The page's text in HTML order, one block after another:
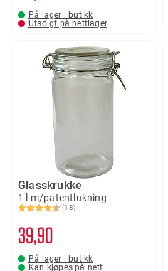
På lager i butikk
Utsolgt på nettlager
Glasskrukke
1 l m/patentlukning
Karakter:
(18)
4.7 av 5 mulige
39 90
På lager i butikk
Kan kjøpes på nett